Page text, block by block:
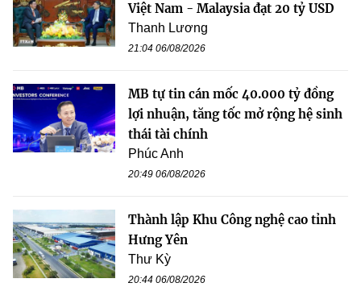
Việt Nam - Malaysia đạt 20 tỷ USD
Thanh Lương
21:04 06/08/2026
MB tự tin cán mốc 40.000 tỷ đồng
lợi nhuận, tăng tốc mở rộng hệ sinh
thái tài chính
Phúc Anh
20:49 06/08/2026
Thành lập Khu Công nghệ cao tỉnh
Hưng Yên
Thư Kỳ
20:44 06/08/2026